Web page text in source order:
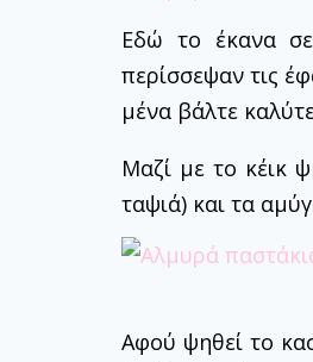
Εδώ το έκανα
περίσσεψαν τις
μένα βάλτε
Μαζί με το κέικ
ταψιά) και τα
Αφού ψηθεί το